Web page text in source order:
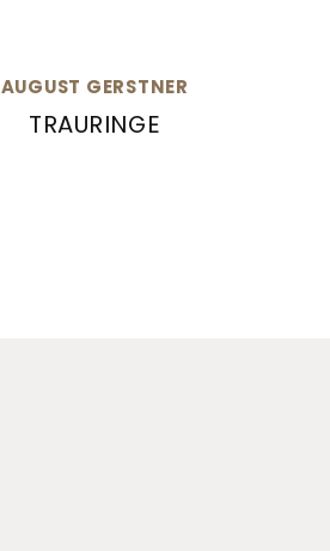
AUGUST GERSTNER
TRAURINGE